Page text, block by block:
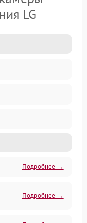
LG
Подробнее →
Подробнее →